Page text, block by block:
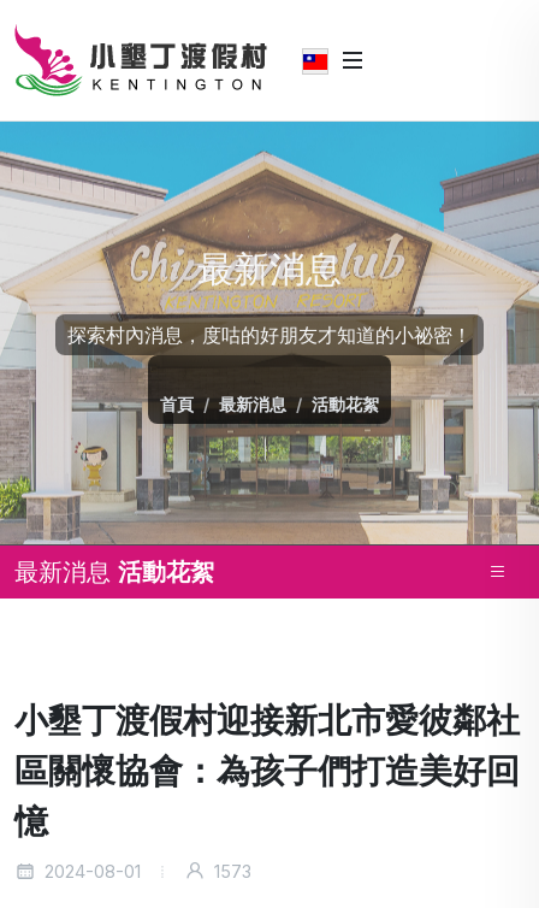
最新消息
探索村內消息，度咕的好朋友才知道的小祕密！
首頁 最新消息 活動花絮
最新消息 活動花絮
小墾丁渡假村迎接新北市愛彼鄰社
區關懷協會：為孩子們打造美好回
憶
2024-08-01 1573